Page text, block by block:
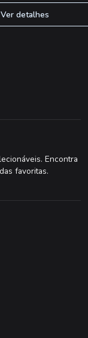
Ver detalhes
Encontra
favoritas.